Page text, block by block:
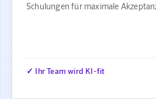
Schulungen für maximale
✓ Ihr Team wird KI-fit